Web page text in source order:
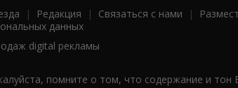
| Редакция | Связаться с нами |
данных
digital рекламы
помните о том, что содержание и